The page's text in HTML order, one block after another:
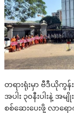
တရားရုံးမှာ ဗီဒီယိုကွ
အပါး ၃၀နီးပါးနဲ့ အ
စစ်ဆေးပေးဖို့ လာရ